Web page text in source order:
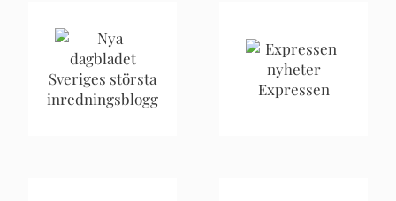
Sveriges största
inredningsblogg
Expressen